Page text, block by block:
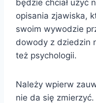
będzie chciał użyć
opisania zjawiska,
swoim wywodzie
dowody z dziedzin
też psychologii.
Należy wpierw
nie da się